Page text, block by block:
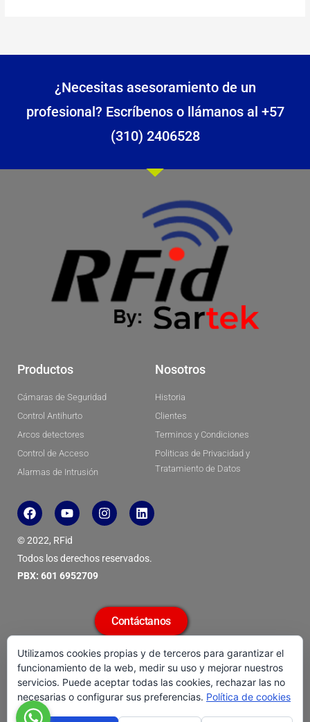
¿Necesitas asesoramiento de un
profesional? Escríbenos o llámanos al +57
(310) 2406528
Productos
Cámaras de Seguridad
Control Antihurto
Arcos detectores
Control de Acceso
Alarmas de Intrusión
Nosotros
Historia
Clientes
Terminos y Condiciones
Politicas de Privacidad y
Tratamiento de Datos
F
a
c
e
b
o
Y
o
u
t
u
e
I
n
s
a
m
L
i
n
e
© 2022, RFid
Todos los derechos reservados.
PBX: 601 6952709
Contáctanos
© 2018 All rights reserved
F I Y T
Utilizamos cookies propias y de terceros para garantizar el
funcionamiento de la web, medir su uso y mejorar nuestros
servicios. Puede aceptar todas las cookies, rechazar las no
necesarias o configurar sus preferencias. Política de cookies